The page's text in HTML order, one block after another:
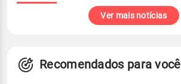
Ver mais notícias
Recomendados para você